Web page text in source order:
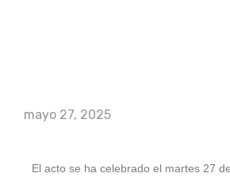
mayo 27, 2025
El acto se ha celebrado el martes 27